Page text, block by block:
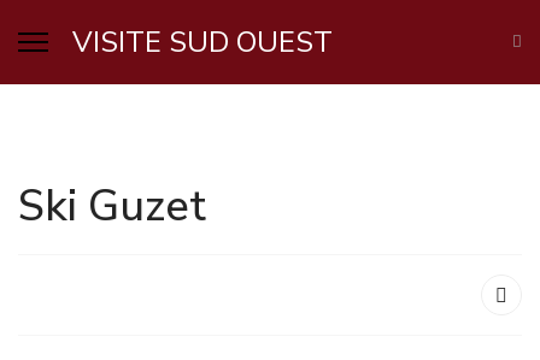
VISITE SUD OUEST
Ski Guzet